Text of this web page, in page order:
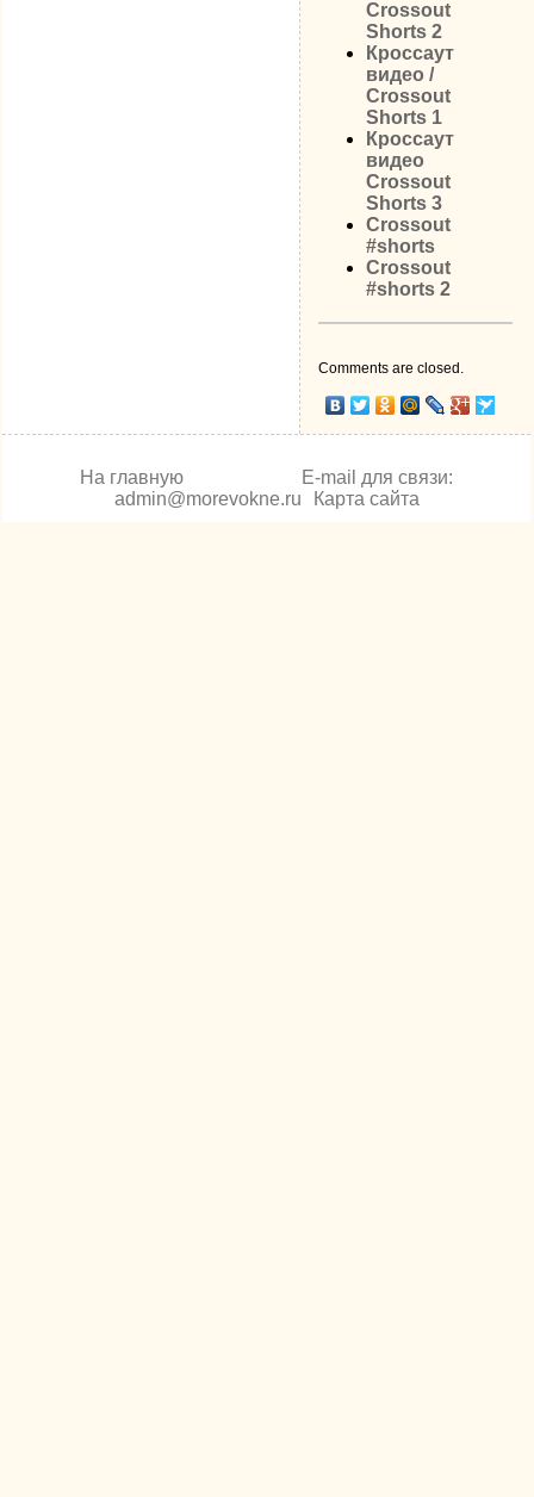
Crossout
Shorts 2
Кроссаут
видео /
Crossout
Shorts 1
Кроссаут
видео
Crossout
Shorts 3
Crossout
#shorts
Crossout
#shorts 2
Comments are closed.
На главную
E-mail для связи:
admin@morevokne.ru
Карта сайта